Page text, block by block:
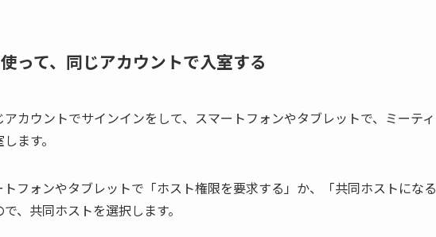
って、同じアカウントで入室する
カウントでサインインをして、スマートフォンやタブレットで、ミーティ
ます。
フォンやタブレットで「ホスト権限を要求する」か、「共同ホストになる
、共同ホストを選択します。